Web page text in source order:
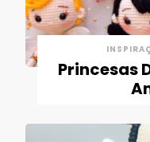
Princesas